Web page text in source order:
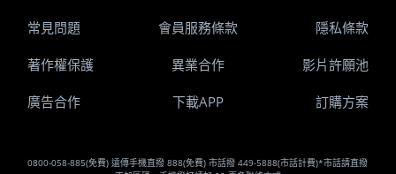
0800-058-885(免費) 遠傳手機直撥 888(免費) 市話撥 449-5888(市話計費)*市話請直撥
常見問題 會員服務條款 隱私條款
著作權保護 異業合作 影片許願池
廣告合作 下載APP 訂購方案